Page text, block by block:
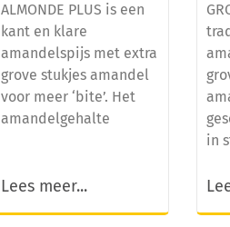
ALMONDE PLUS is een
kant en klare
amandelspijs met extra
grove stukjes amandel
voor meer ‘bite’. Het
amandelgehalte
Lees meer...
in